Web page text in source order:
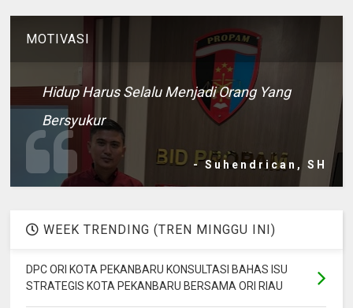
MOTIVASI
Hidup Harus Selalu Menjadi Orang Yang
Bersyukur
- Suhendrican, SH
WEEK TRENDING (TREN MINGGU INI)
DPC ORI KOTA PEKANBARU KONSULTASI BAHAS ISU
STRATEGIS KOTA PEKANBARU BERSAMA ORI RIAU